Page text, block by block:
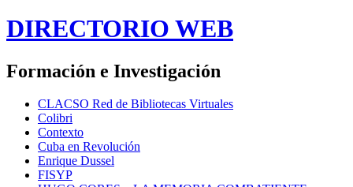
DIRECTORIO WEB
Formación e Investigación
CLACSO Red de Bibliotecas Virtuales
Colibri
Contexto
Cuba en Revolución
Enrique Dussel
FISYP